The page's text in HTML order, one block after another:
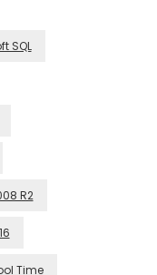
SQL
R2
Time